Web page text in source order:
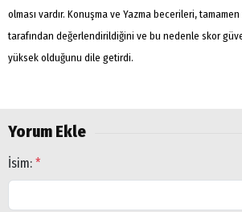
olması vardır. Konuşma ve Yazma becerileri,
tarafından değerlendirildiğini ve bu nedenle skor
yüksek olduğunu dile getirdi.
Yorum Ekle
İsim: *